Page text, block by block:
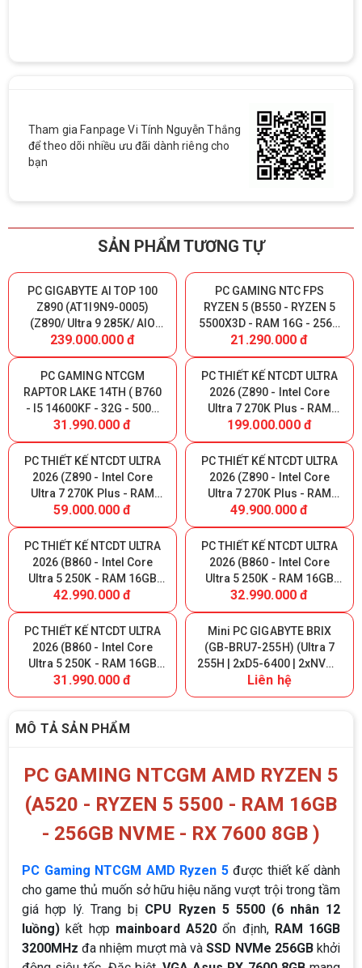
Tham gia Fanpage Vi Tính Nguyễn Thắng
để theo dõi nhiều ưu đãi dành riêng cho
bạn
SẢN PHẨM TƯƠNG TỰ
PC GIGABYTE AI TOP 100
Z890 (AT1I9N9-0005)
(Z890/ Ultra 9 285K/ AIO
360/ 128GB (32GBx4)
DDR5/ SSD Gen4 2TB/ SSD
Gen4 320GB/ RTX 5090
32GB/ PSU 1600W 80 Plus
Platinum/ WF7/ BT/ Black)
239.000.000 đ
PC GAMING NTC FPS
RYZEN 5 (B550 - RYZEN 5
5500X3D - RAM 16G - 256G
NVME - VGA RTX 5050 8GB)
21.290.000 đ
PC GAMING NTCGM
RAPTOR LAKE 14TH ( B760
- I5 14600KF - 32G - 500G
NVME - RTX 3060 12G )
31.990.000 đ
PC THIẾT KẾ NTCDT ULTRA
2026 (Z890 - Intel Core
Ultra 7 270K Plus - RAM
32GB DDR5 - SSD NVMe
1000GB - GeForce RTX
5090 32GB )
199.000.000 đ
PC THIẾT KẾ NTCDT ULTRA
2026 (Z890 - Intel Core
Ultra 7 270K Plus - RAM
32GB DDR5 - SSD NVMe
1000GB - GeForce RTX
5070 12GB)
59.000.000 đ
PC THIẾT KẾ NTCDT ULTRA
2026 (Z890 - Intel Core
Ultra 7 270K Plus - RAM
32GB DDR5 - SSD NVMe
1000GB - GeForce RTX
5060 8GB)
49.900.000 đ
PC THIẾT KẾ NTCDT ULTRA
2026 (B860 - Intel Core
Ultra 5 250K - RAM 16GB
DDR5 - 500GB NVMe - RTX
5070 12GB)
42.990.000 đ
PC THIẾT KẾ NTCDT ULTRA
2026 (B860 - Intel Core
Ultra 5 250K - RAM 16GB
DDR5 - 500GB NVMe - RTX
5060 8GB)
32.990.000 đ
PC THIẾT KẾ NTCDT ULTRA
2026 (B860 - Intel Core
Ultra 5 250K - RAM 16GB
DDR5 - 500GB NVMe - RTX
3060 12GB)
31.990.000 đ
Mini PC GIGABYTE BRIX
(GB-BRU7-255H) (Ultra 7
255H | 2xD5-6400 | 2xNVMe
| 2xHDMI | 1xUSB4 | WIFI 7 |
Bluetooth | 1xLAN | VESA |
Liên hệ
MÔ TẢ SẢN PHẨM
PC GAMING NTCGM AMD RYZEN 5
(A520 - RYZEN 5 5500 - RAM 16GB
- 256GB NVME - RX 7600 8GB )
PC Gaming NTCGM AMD Ryzen 5được thiết kế dành
cho game thủ muốn sở hữu hiệu năng vượt trội trong tầm
giá hợp lý. Trang bị CPU Ryzen 5 5500 (6 nhân 12
luồng) kết hợp mainboard A520 ổn định, RAM 16GB
3200MHz đa nhiệm mượt mà vàSSD NVMe 256GBkhởi